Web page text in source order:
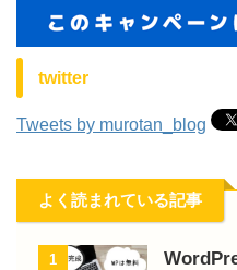
twitter
Tweets by murotan_blog
よく読まれている記事
1